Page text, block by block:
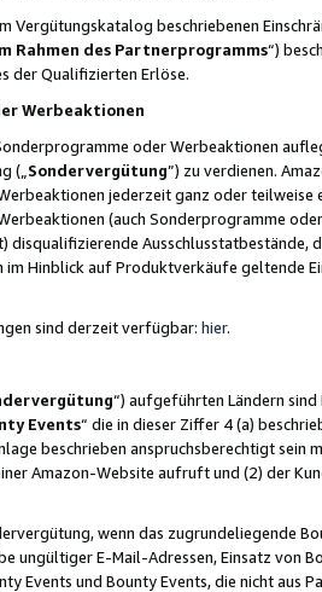
Vergütungskatalog beschriebenen
Rahmen des Partnerprogramms“)
der Qualifizierten Erlöse.
Werbeaktionen
oder Werbeaktionen
(„ Sondervergütung”) zu verdienen.
jederzeit ganz oder
(auch Sonderprogramme
Ausschlusstatbestände,
Hinblick auf Produktverkäufe geltende
sind derzeit verfügbar: hier.
“) aufgeführten Ländern
Events“ die in dieser Ziffer 4 (a)
beschrieben anspruchsberechtigt sein
Amazon-Website aufruft und (2) der
wenn das zugrundeliegende
ungültiger E-Mail-Adressen, Einsatz von
Events und Bounty Events, die nicht